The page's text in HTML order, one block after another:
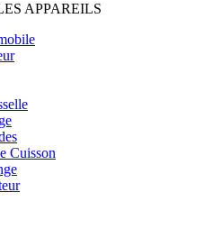
APPAREILS
Cuisson